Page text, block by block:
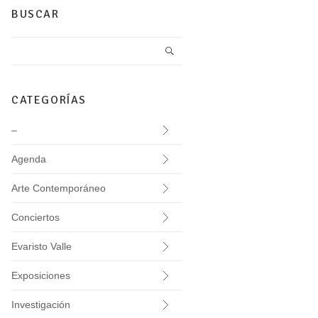
BUSCAR
CATEGORÍAS
–
Agenda
Arte Contemporáneo
Conciertos
Evaristo Valle
Exposiciones
Investigación